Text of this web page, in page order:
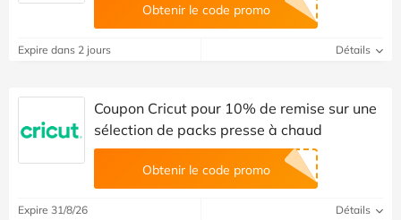
Obtenir le code promo
Expire dans 2 jours Détails
Coupon Cricut pour 10% de remise sur une
sélection de packs presse à chaud
Obtenir le code promo
Expire 31/8/26 Détails